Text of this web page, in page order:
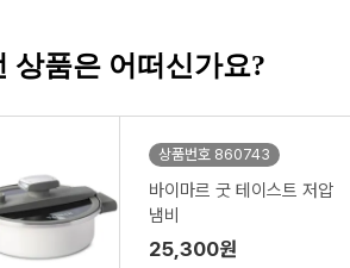
상품은 어떠신가요?
상품번호 860743
바이마르 굿 테이스트 저압
냄비
25,300원